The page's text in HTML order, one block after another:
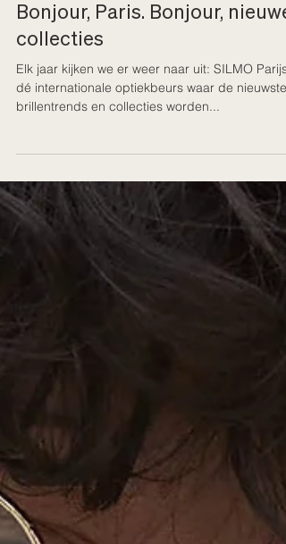
9 okt 2025
1 minuten om te lezen
Bonjour, Paris. Bonjour, nieuwe
collecties
Elk jaar kijken we er weer naar uit: SILMO Parijs ,